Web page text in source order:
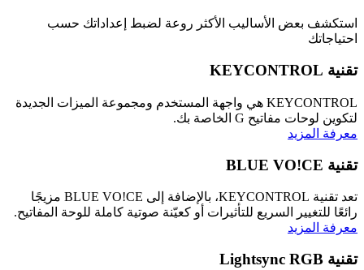
استكشف بعض الأساليب الأكثر روعة لضبط إعداداتك حسب
احتياجاتك
تقنية KEYCONTROL
KEYCONTROL هي واجهة المستخدم ومجموعة الميزات الجديدة
لتكوين لوحات مفاتيح G الخاصة بك.
معرفة المزيد
تقنية BLUE VO!CE
تعد تقنية KEYCONTROL، بالإضافة إلى BLUE VO!CE مزيجًا
رائعًا للتغيير السريع للتأثيرات أو كعيّنة صوتية كاملة للوحة المفاتيح.
معرفة المزيد
تقنية Lightsync RGB